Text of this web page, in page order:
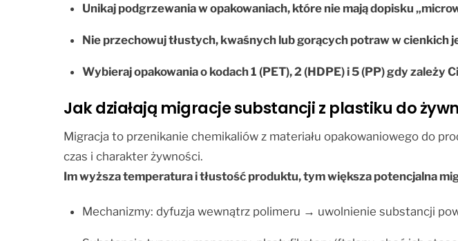
Unikaj podgrzewania w opakowaniach, które nie mają dopisku
Nie przechowuj tłustych, kwaśnych lub gorących potraw w cienkich
Wybieraj opakowania o kodach 1 (PET), 2 (HDPE) i 5 (PP) gdy
Jak działają migracje substancji z plastiku do
Migracja to przenikanie chemikaliów z materiału opakowaniowego do
czas i charakter żywności.
Im wyższa temperatura i tłustość produktu, tym większa potencjalna
Mechanizmy: dyfuzja wewnątrz polimeru → uwolnienie substancji